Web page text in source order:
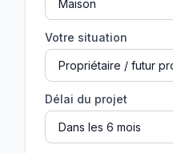
Votre situation
Délai du projet